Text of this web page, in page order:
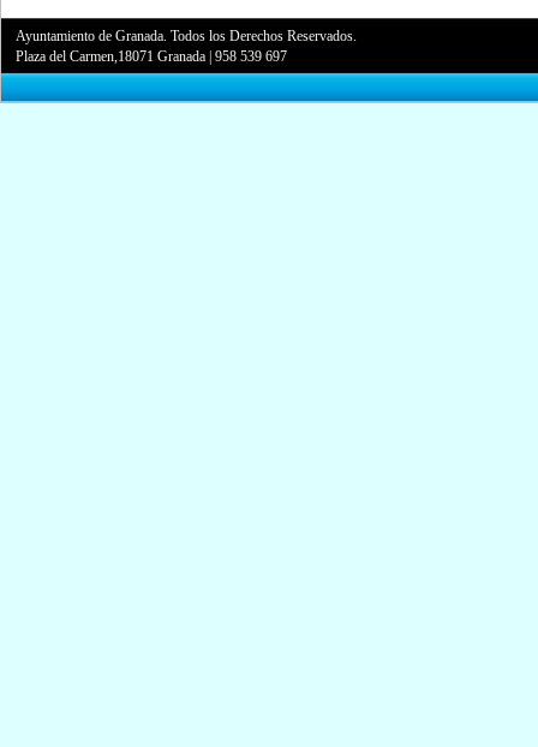
Ayuntamiento de Granada. Todos los Derechos Reservados.
Plaza del Carmen,18071 Granada |958 539 697